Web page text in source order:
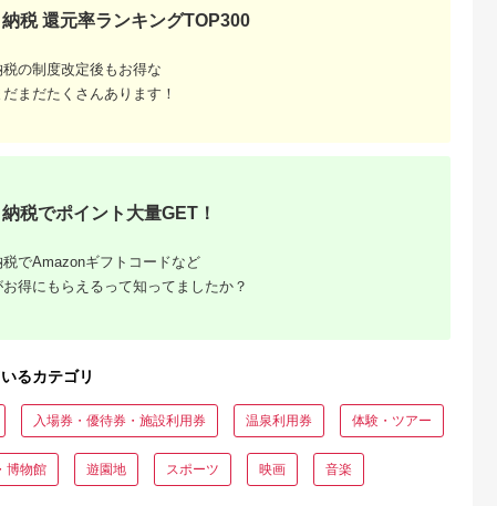
税 還元率ランキングTOP300
の制度改定後もお得な
まだたくさんあります！
税でポイント大量GET！
でAmazonギフトコードなど
得にもらえるって知ってましたか？
るカテゴリ
入場券・優待券・施設利用券 温泉利用券 体験・ツアー
博物館 遊園地 スポーツ 映画 音楽